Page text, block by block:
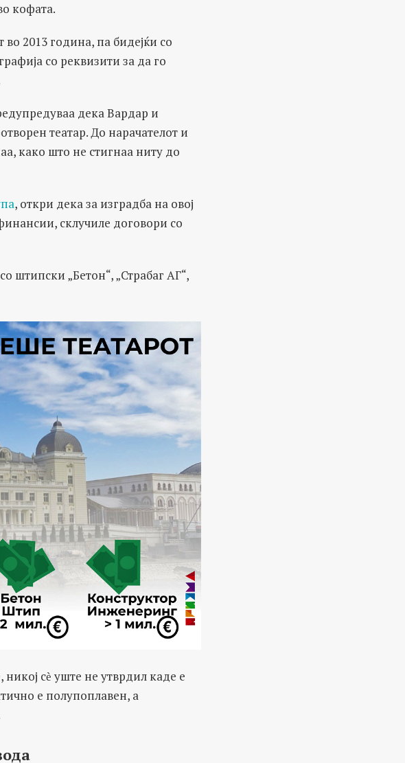
кофата.
2013 година, па бидејќи со
со реквизити за да го
дека Вардар и
театар. До нарачателот и
како што не стигнаа ниту до
, откри дека за изградба на овој
склучиле договори со
штипски „Бетон“, „Страбаг АГ“,
сѐ уште не утврдил каде е
е полупоплавен, а